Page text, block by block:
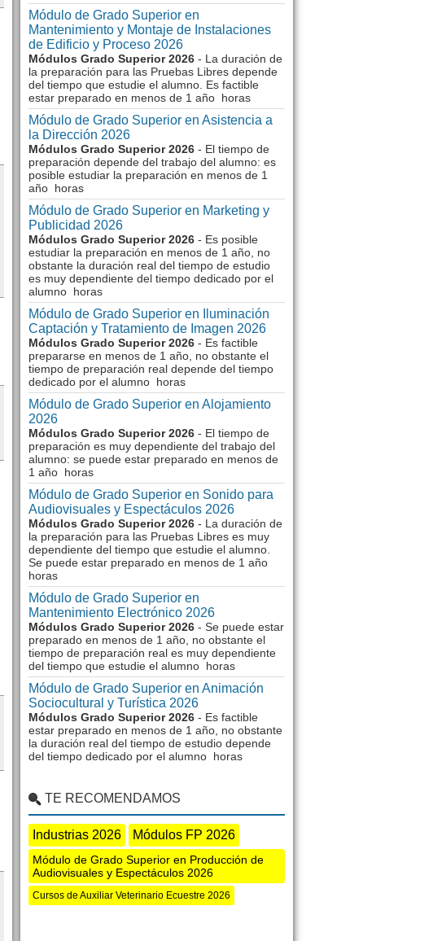
Módulo de Grado Superior en
Mantenimiento y Montaje de Instalaciones
de Edificio y Proceso 2026
Módulos Grado Superior 2026 - La duración de
la preparación para las Pruebas Libres depende
del tiempo que estudie el alumno. Es factible
estar preparado en menos de 1 año horas
Módulo de Grado Superior en Asistencia a
la Dirección 2026
Módulos Grado Superior 2026 - El tiempo de
preparación depende del trabajo del alumno: es
posible estudiar la preparación en menos de 1
año horas
Módulo de Grado Superior en Marketing y
Publicidad 2026
Módulos Grado Superior 2026 - Es posible
estudiar la preparación en menos de 1 año, no
obstante la duración real del tiempo de estudio
es muy dependiente del tiempo dedicado por el
alumno horas
Módulo de Grado Superior en Iluminación
Captación y Tratamiento de Imagen 2026
Módulos Grado Superior 2026 - Es factible
prepararse en menos de 1 año, no obstante el
tiempo de preparación real depende del tiempo
dedicado por el alumno horas
Módulo de Grado Superior en Alojamiento
2026
Módulos Grado Superior 2026 - El tiempo de
preparación es muy dependiente del trabajo del
alumno: se puede estar preparado en menos de
1 año horas
Módulo de Grado Superior en Sonido para
Audiovisuales y Espectáculos 2026
Módulos Grado Superior 2026 - La duración de
la preparación para las Pruebas Libres es muy
dependiente del tiempo que estudie el alumno.
Se puede estar preparado en menos de 1 año
horas
Módulo de Grado Superior en
Mantenimiento Electrónico 2026
Módulos Grado Superior 2026 - Se puede estar
preparado en menos de 1 año, no obstante el
tiempo de preparación real es muy dependiente
del tiempo que estudie el alumno horas
Módulo de Grado Superior en Animación
Sociocultural y Turística 2026
Módulos Grado Superior 2026 - Es factible
estar preparado en menos de 1 año, no obstante
la duración real del tiempo de estudio depende
del tiempo dedicado por el alumno horas
TE RECOMENDAMOS
Industrias 2026 Módulos FP 2026
Módulo de Grado Superior en Producción de
Audiovisuales y Espectáculos 2026
Cursos de Auxiliar Veterinario Ecuestre 2026